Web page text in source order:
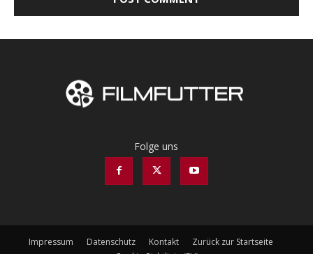
Folge uns
Impressum Datenschutz Kontakt
Zurück zur Startseite